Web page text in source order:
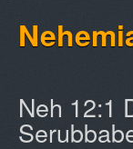
Neh 12:1